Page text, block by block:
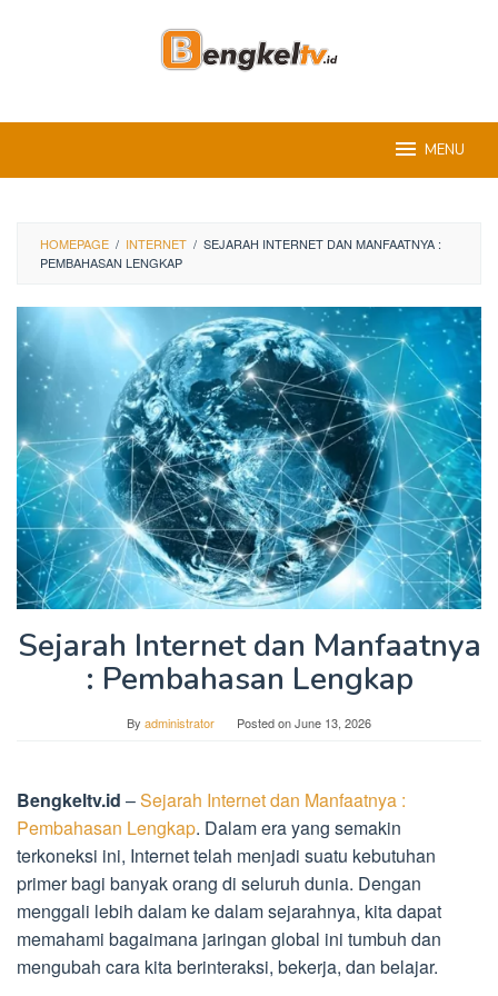
MENU
HOMEPAGE / INTERNET / SEJARAH INTERNET DAN MANFAATNYA :
PEMBAHASAN LENGKAP
Sejarah Internet dan Manfaatnya
: Pembahasan Lengkap
By administrator Posted onJune 13, 2026
Bengkeltv.id –Sejarah Internet dan Manfaatnya :
Pembahasan Lengkap. Dalam era yang semakin
terkoneksi ini, Internet telah menjadi suatu kebutuhan
primer bagi banyak orang di seluruh dunia. Dengan
menggali lebih dalam ke dalam sejarahnya, kita dapat
memahami bagaimana jaringan global ini tumbuh dan
mengubah cara kita berinteraksi, bekerja, dan belajar.